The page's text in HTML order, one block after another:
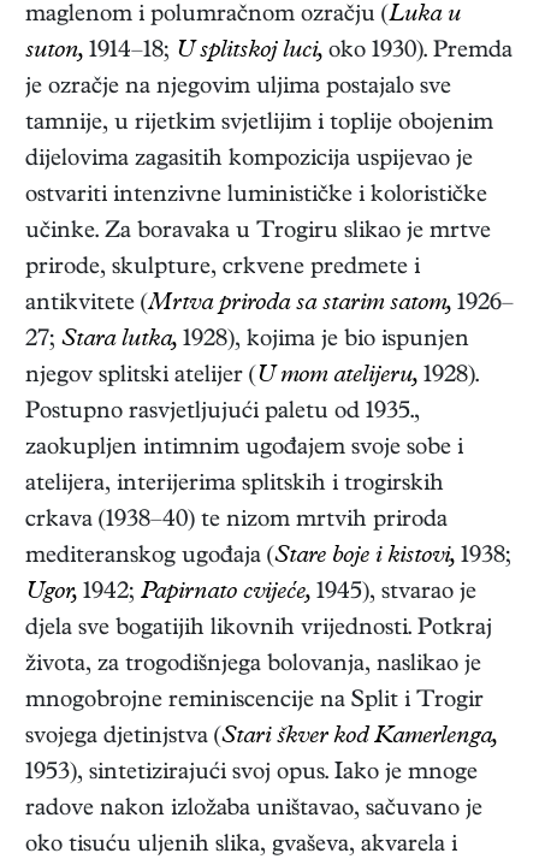
maglenom i polumračnom ozračju (Luka u
suton, 1914–18; U splitskoj luci, oko 1930). Premda
je ozračje na njegovim uljima postajalo sve
tamnije, u rijetkim svjetlijim i toplije obojenim
dijelovima zagasitih kompozicija uspijevao je
ostvariti intenzivne luminističke i kolorističke
učinke. Za boravaka u Trogiru slikao je mrtve
prirode, skulpture, crkvene predmete i
antikvitete (Mrtva priroda sa starim satom, 1926–
27; Stara lutka, 1928), kojima je bio ispunjen
njegov splitski atelijer (U mom atelijeru, 1928).
Postupno rasvjetljujući paletu od 1935.,
zaokupljen intimnim ugođajem svoje sobe i
atelijera, interijerima splitskih i trogirskih
crkava (1938–40) te nizom mrtvih priroda
mediteranskog ugođaja (Stare boje i kistovi, 1938;
Ugor, 1942; Papirnato cvijeće, 1945), stvarao je
djela sve bogatijih likovnih vrijednosti. Potkraj
života, za trogodišnjega bolovanja, naslikao je
mnogobrojne reminiscencije na Split i Trogir
svojega djetinjstva (Stari škver kod Kamerlenga,
1953), sintetizirajući svoj opus. Iako je mnoge
radove nakon izložaba uništavao, sačuvano je
oko tisuću uljenih slika, gvaševa, akvarela i